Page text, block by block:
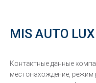
MIS AUTO LUX
Контактные данные
местонахождение, режим